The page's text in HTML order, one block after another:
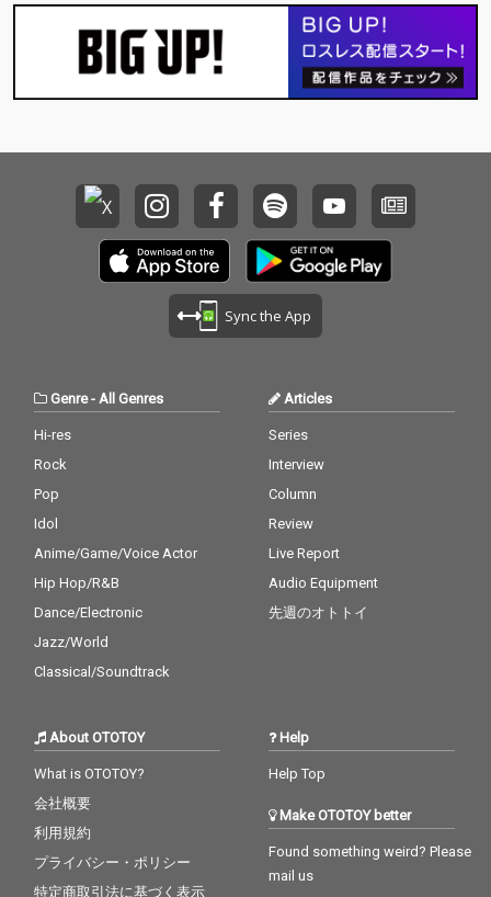
タイルが見事に融合し
た楽曲となっている。
Sync the App
Genre- All Genres
Hi-res
Rock
Pop
Idol
Anime/Game/Voice Actor
Hip Hop/R&B
Dance/Electronic
Jazz/World
Classical/Soundtrack
Articles
Series
Interview
Column
Review
Live Report
Audio Equipment
先週のオトトイ
About OTOTOY
What is OTOTOY?
会社概要
利用規約
プライバシー・ポリシー
特定商取引法に基づく表示
Help
Help Top
Make OTOTOY better
Found something weird? Please
mail us